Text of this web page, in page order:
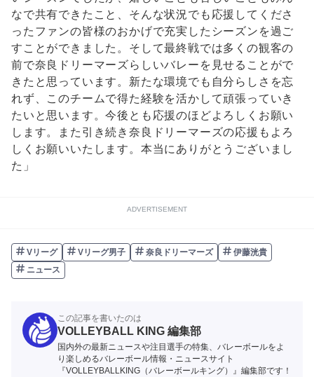
なで共有できたこと、そんな状況でも応援してくださ
ったファンの皆様のおかげで充実したシーズンを過ご
すことができました。そして最終戦では多くの観客の
前で奈良ドリーマーズらしいバレーを見せることがで
きたと思っています。新たな環境でも自分らしさを忘
れず、このチームで得た経験を活かして頑張っていき
たいと思います。今後とも応援のほどよろしくお願い
します。また引き続き奈良ドリーマーズの応援もよろ
しくお願いいたします。本当にありがとうございまし
た」
ADVERTISEMENT
Vリーグ Vリーグ男子 奈良ドリーマーズ
伊藤洸貴
ニュース
この記事を書いたのは
VOLLEYBALL KING 編集部
国内外の最新ニュースや注目選手の特集、バレーボールをよ
り楽しめるバレーボール情報・ニュースサイト
『VOLLEYBALLKING（バレーボールキング）』編集部です！